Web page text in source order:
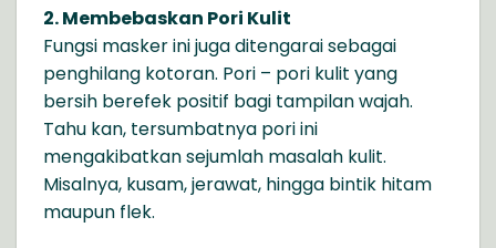
2. Membebaskan Pori Kulit
Fungsi masker ini juga ditengarai sebagai
penghilang kotoran. Pori – pori kulit yang
bersih berefek positif bagi tampilan wajah.
Tahu kan, tersumbatnya pori ini
mengakibatkan sejumlah masalah kulit.
Misalnya, kusam, jerawat, hingga bintik hitam
maupun flek.